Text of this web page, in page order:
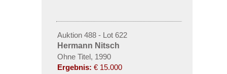
Auktion 488 - Lot 622
Hermann Nitsch
Ohne Titel, 1990
Ergebnis: € 15.000